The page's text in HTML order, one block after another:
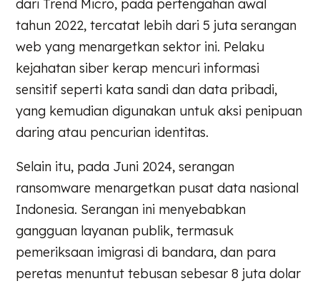
dari Trend Micro, pada pertengahan awal
tahun 2022, tercatat lebih dari 5 juta serangan
web yang menargetkan sektor ini. Pelaku
kejahatan siber kerap mencuri informasi
sensitif seperti kata sandi dan data pribadi,
yang kemudian digunakan untuk aksi penipuan
daring atau pencurian identitas.
Selain itu, pada Juni 2024, serangan
ransomware menargetkan pusat data nasional
Indonesia. Serangan ini menyebabkan
gangguan layanan publik, termasuk
pemeriksaan imigrasi di bandara, dan para
peretas menuntut tebusan sebesar 8 juta dolar